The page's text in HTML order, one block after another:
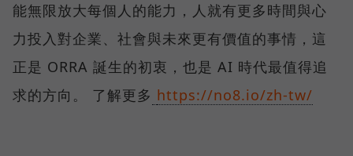
能無限放大每個人的能力，人就有更多時間與心
力投入對企業、社會與未來更有價值的事情，這
正是 ORRA 誕生的初衷，也是 AI 時代最值得追
求的方向。 了解更多 https://no8.io/zh-tw/